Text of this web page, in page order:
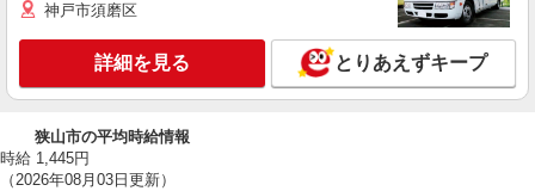
神戸市須磨区
詳細を見る とりあえずキープ
狭山市の平均時給情報
時給 1,445円
（2026年08月03日更新）